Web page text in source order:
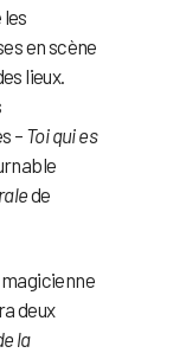
en scène
lieux.
– Toi qui es
de
deux
la